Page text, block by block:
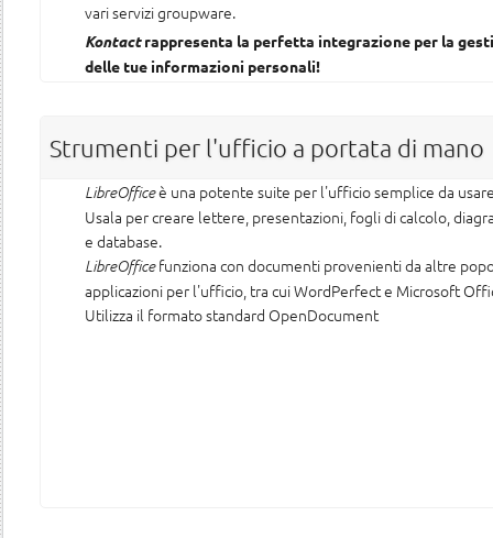
vari servizi groupware.
Kontactrappresenta la perfetta integrazione per la
delle tue informazioni personali!
Strumenti per l'ufficio a portata di mano
LibreOfficeè una potente suite per l'ufficio semplice da
Usala per creare lettere, presentazioni, fogli di calcolo,
e database.
LibreOfficefunziona con documenti provenienti da altre
applicazioni per l'ufficio, tra cui WordPerfect e Microsoft
Utilizza il formato standard OpenDocument